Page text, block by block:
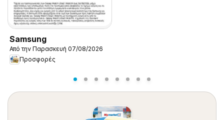
Samsung
Από την Παρασκευή 07/08/2026
Προσφορές